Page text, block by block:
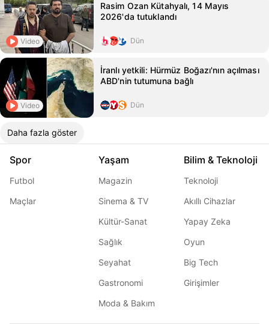
Video
Rasim Ozan Kütahyalı, 14 Mayıs
2026'da tutuklandı
Dün
Video
İranlı yetkili: Hürmüz Boğazı'nın açılması
ABD'nin tutumuna bağlı
Dün
Daha fazla göster
Spor
Futbol
Maçlar
Yaşam
Magazin
Sinema & TV
Kültür-Sanat
Sağlık
Seyahat
Gastronomi
Moda & Bakım
Bilim & Teknoloji
Teknoloji
Akıllı Cihazlar
Yapay Zeka
Oyun
Big Tech
Girişimler